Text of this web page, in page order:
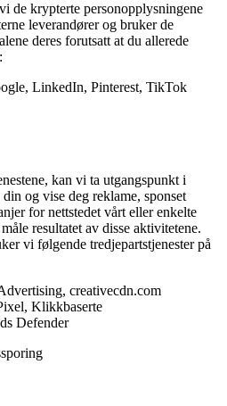
de krypterte personopplysningene
leverandører og bruker de
deres forutsatt at du allerede
LinkedIn, Pinterest, TikTok
kan vi ta utgangspunkt i
og vise deg reklame, sponset
for nettstedet vårt eller enkelte
resultatet av disse aktivitetene.
vi følgende tredjepartstjenester på
creativecdn.com
Klikkbaserte
Defender